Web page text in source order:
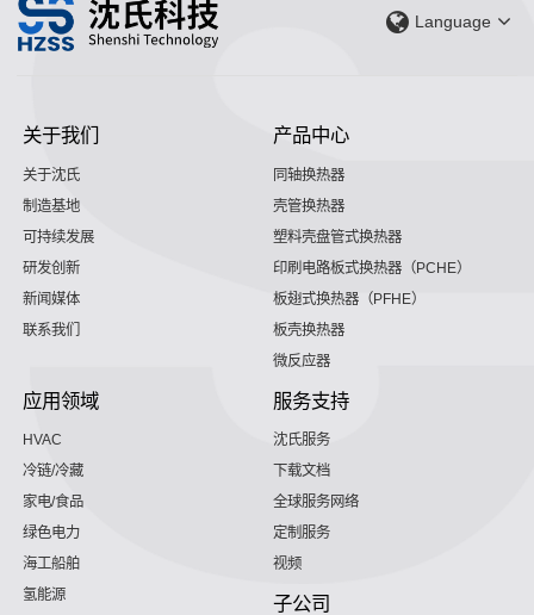
Language
关于我们
关于沈氏
制造基地
可持续发展
研发创新
新闻媒体
联系我们
产品中心
同轴换热器
壳管换热器
塑料壳盘管式换热器
印刷电路板式换热器（PCHE）
板翅式换热器（PFHE）
板壳换热器
微反应器
应用领域
HVAC
冷链/冷藏
家电/食品
绿色电力
海工船舶
氢能源
服务支持
沈氏服务
下载文档
全球服务网络
定制服务
视频
子公司